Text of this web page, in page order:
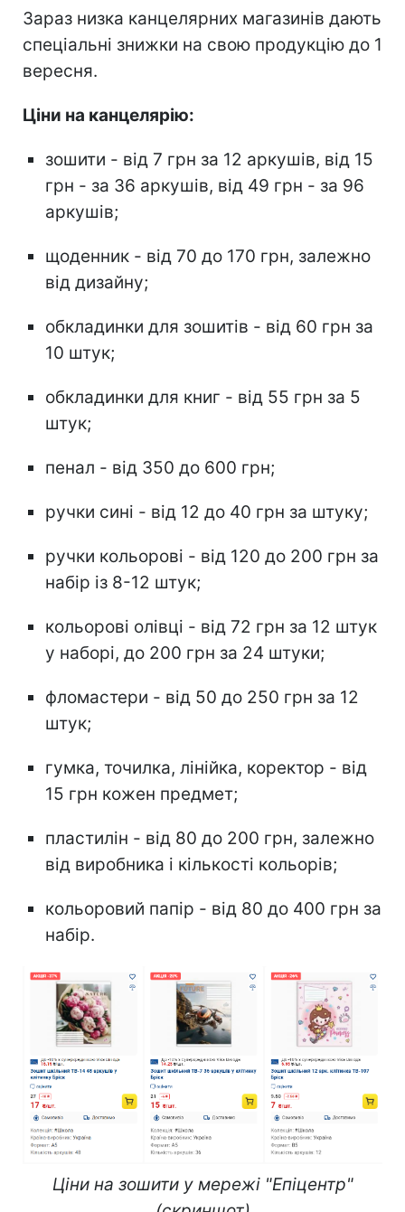
Зараз низка канцелярних магазинів дають
спеціальні знижки на свою продукцію до 1
вересня.
Ціни на канцелярію:
зошити - від 7 грн за 12 аркушів, від 15
грн - за 36 аркушів, від 49 грн - за 96
аркушів;
щоденник - від 70 до 170 грн, залежно
від дизайну;
обкладинки для зошитів - від 60 грн за
10 штук;
обкладинки для книг - від 55 грн за 5
штук;
пенал - від 350 до 600 грн;
ручки сині - від 12 до 40 грн за штуку;
ручки кольорові - від 120 до 200 грн за
набір із 8-12 штук;
кольорові олівці - від 72 грн за 12 штук
у наборі, до 200 грн за 24 штуки;
фломастери - від 50 до 250 грн за 12
штук;
гумка, точилка, лінійка, коректор - від
15 грн кожен предмет;
пластилін - від 80 до 200 грн, залежно
від виробника і кількості кольорів;
кольоровий папір - від 80 до 400 грн за
набір.
Ціни на зошити у мережі "Епіцентр"